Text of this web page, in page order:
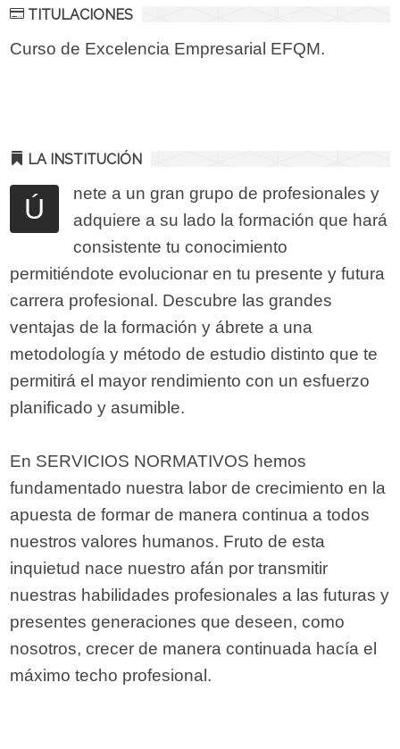
TITULACIONES
Curso de Excelencia Empresarial EFQM.
LA INSTITUCIÓN
Ú
nete a un gran grupo de profesionales y
adquiere a su lado la formación que hará
consistente tu conocimiento
permitiéndote evolucionar en tu presente y futura
carrera profesional. Descubre las grandes
ventajas de la formación y ábrete a una
metodología y método de estudio distinto que te
permitirá el mayor rendimiento con un esfuerzo
planificado y asumible.
En SERVICIOS NORMATIVOS hemos
fundamentado nuestra labor de crecimiento en la
apuesta de formar de manera continua a todos
nuestros valores humanos. Fruto de esta
inquietud nace nuestro afán por transmitir
nuestras habilidades profesionales a las futuras y
presentes generaciones que deseen, como
nosotros, crecer de manera continuada hacía el
máximo techo profesional.